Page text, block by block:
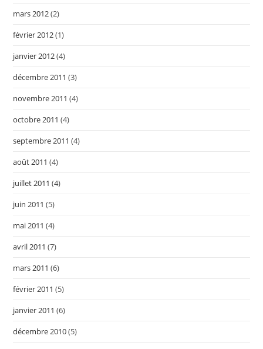
mars 2012(2)
février 2012(1)
janvier 2012(4)
décembre 2011 (3)
novembre 2011 (4)
octobre 2011 (4)
septembre 2011 (4)
août 2011 (4)
juillet 2011 (4)
juin 2011 (5)
mai 2011 (4)
avril 2011 (7)
mars 2011 (6)
février 2011 (5)
janvier 2011 (6)
décembre 2010(5)